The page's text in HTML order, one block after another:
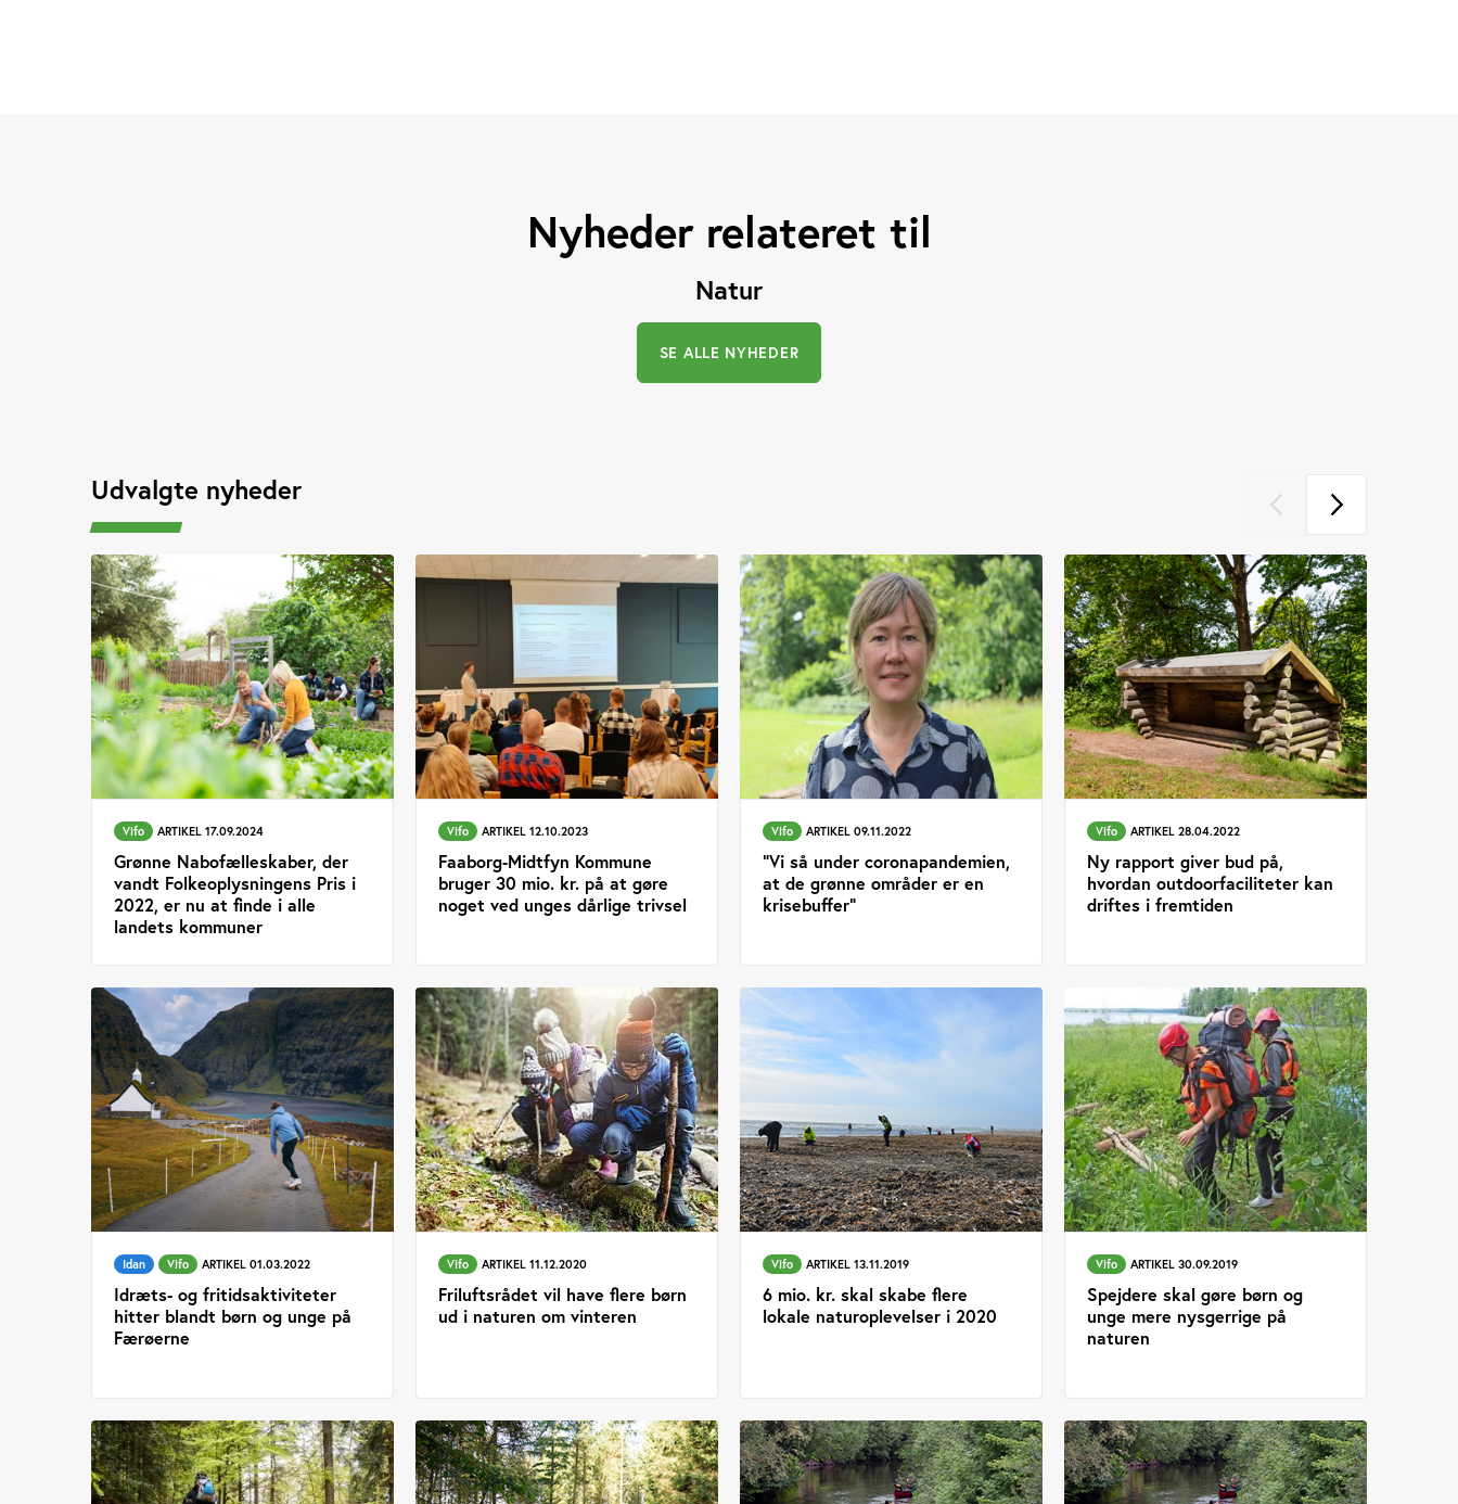
Nyheder relateret til
Natur
SE ALLE NYHEDER
Udvalgte nyheder
Vifo ARTIKEL 17.09.2024
Grønne Nabofælleskaber, der
vandt Folkeoplysningens Pris i
2022, er nu at finde i alle
landets kommuner
Vifo ARTIKEL 12.10.2023
Faaborg-Midtfyn Kommune
bruger 30 mio. kr. på at gøre
noget ved unges dårlige trivsel
Vifo ARTIKEL 09.11.2022
"Vi så under coronapandemien,
at de grønne områder er en
krisebuffer"
Vifo ARTIKEL 28.04.2022
Ny rapport giver bud på,
hvordan outdoorfaciliteter kan
driftes i fremtiden
Idan Vifo ARTIKEL 01.03.2022
Idræts- og fritidsaktiviteter
hitter blandt børn og unge på
Færøerne
Vifo ARTIKEL 11.12.2020
Friluftsrådet vil have flere børn
ud i naturen om vinteren
Vifo ARTIKEL 13.11.2019
6 mio. kr. skal skabe flere
lokale naturoplevelser i 2020
Vifo ARTIKEL 30.09.2019
Spejdere skal gøre børn og
unge mere nysgerrige på
naturen